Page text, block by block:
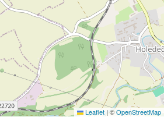
Leaflet |©OpenStreetMap